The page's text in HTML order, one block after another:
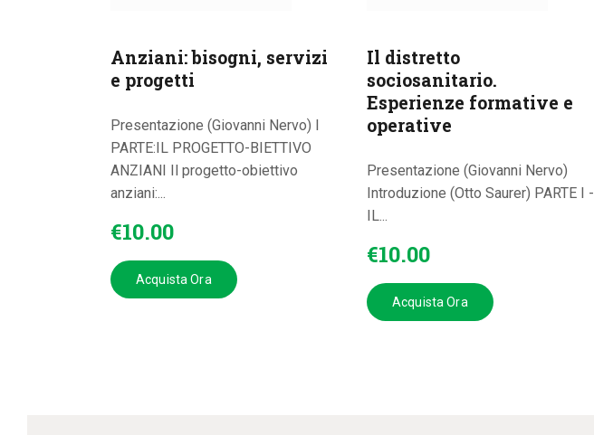
Anziani: bisogni, servizi
e progetti
Presentazione (Giovanni Nervo) I
PARTE:IL PROGETTO-BIETTIVO
ANZIANI Il progetto-obiettivo
anziani:...
€10.00
Acquista Ora
Il distretto
sociosanitario.
Esperienze formative e
operative
Presentazione (Giovanni Nervo)
Introduzione (Otto Saurer) PARTE I -
IL...
€10.00
Acquista Ora